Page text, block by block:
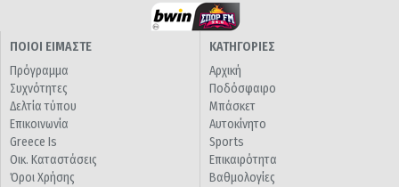
ΠΟΙΟΙ ΕΙΜΑΣΤΕ
Πρόγραμμα
Συχνότητες
Δελτία τύπου
Επικοινωνία
Greece Is
Οικ. Καταστάσεις
Όροι Χρήσης
ΚΑΤΗΓΟΡΙΕΣ
Αρχική
Ποδόσφαιρο
Μπάσκετ
Αυτοκίνητο
Sports
Επικαιρότητα
Βαθμολογίες